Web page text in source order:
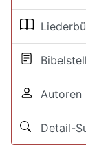
Autoren
Detail-